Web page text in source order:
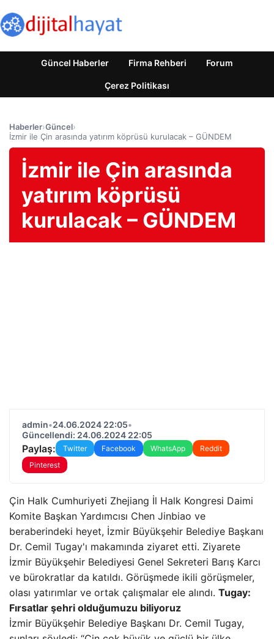
Güncel Haberler Firma Rehberi Forum
Çerez Politikası
Haberler›Güncel›
İzmir ile Çin arasında yatırım köprüsü kurulacak – GÜNDEM
İzmir ile Çin arasında
yatırım köprüsü
kurulacak – GÜNDEM
admin•24.06.2024 22:05•
Güncellendi: 24.06.2024 22:05
Paylaş: Twitter Facebook WhatsApp
Reddit
Pinterest
Çin Halk Cumhuriyeti Zhejiang İl Halk Kongresi Daimi
Komite Başkan Yardımcısı Chen Jinbiao ve
beraberindeki heyet, İzmir Büyükşehir Belediye Başkanı
Dr. Cemil Tugay'ı makamında ziyaret etti. Ziyarete
İzmir Büyükşehir Belediyesi Genel Sekreteri Barış Karcı
ve bürokratlar da katıldı. Görüşmede ikili görüşmeler,
olası yatırımlar ve ortak çalışmalar ele alındı. Tugay:
Fırsatlar şehri olduğumuzu biliyoruz
İzmir Büyükşehir Belediye Başkanı Dr. Cemil Tugay,